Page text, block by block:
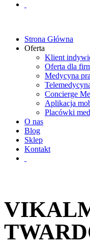
Strona Główna
Oferta
Klient
Oferta dla
Medycyna
Concierge
Aplikacja
Placówki
O nas
Blog
Sklep
Kontakt